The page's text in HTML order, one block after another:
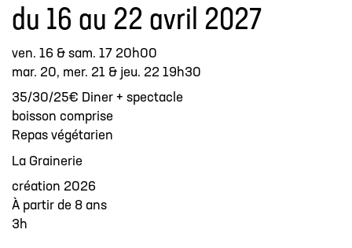
du 16 au 22 avril 2027
ven. 16 & sam. 17 20h00
mar. 20, mer. 21 & jeu. 22 19h30
35/30/25€ Diner + spectacle
boisson comprise
Repas végétarien
La Grainerie
création 2026
À partir de 8 ans
3h